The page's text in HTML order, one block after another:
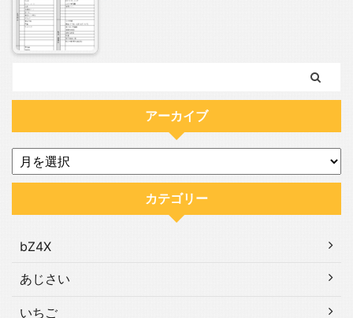
アーカイブ
カテゴリー
bZ4X
あじさい
いちご